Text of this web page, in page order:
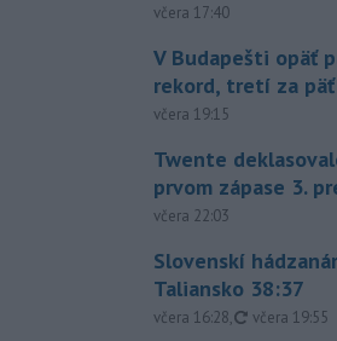
včera 17:40
V Budapešti opäť
rekord, tretí za
včera 19:15
Twente
prvom zápase 3.
včera 22:03
Slovenskí
Taliansko 38:37
včera 16:28, aktualizované
včera 19:55